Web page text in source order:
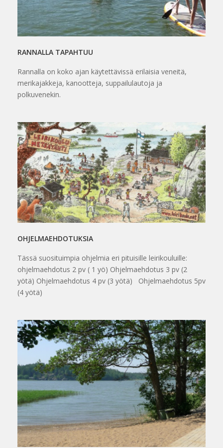
RANNALLA TAPAHTUU
Rannalla on koko ajan käytettävissä erilaisia veneitä,
merikajakkeja, kanootteja, suppailulautoja ja
polkuvenekin.
OHJELMAEHDOTUKSIA
Tässä suosituimpia ohjelmia eri pituisille leirikouluille:
ohjelmaehdotus 2 pv ( 1 yö) Ohjelmaehdotus 3 pv (2
yötä) Ohjelmaehdotus 4 pv (3 yötä) Ohjelmaehdotus 5pv
(4 yötä)